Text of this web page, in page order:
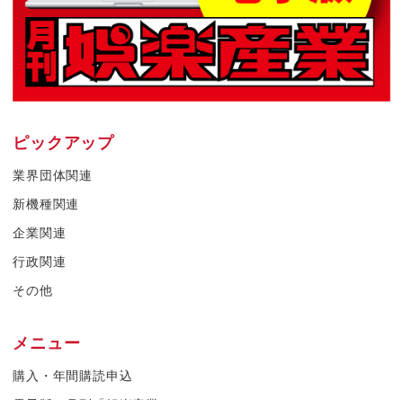
ピックアップ
業界団体関連
新機種関連
企業関連
行政関連
その他
メニュー
購入・年間購読申込